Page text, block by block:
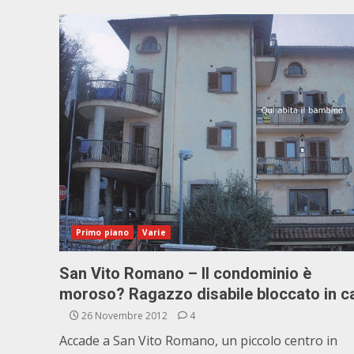
Primo piano Varie
San Vito Romano – Il condominio è
moroso? Ragazzo disabile bloccato in
26 Novembre 2012 4
Accade a San Vito Romano, un piccolo centro in